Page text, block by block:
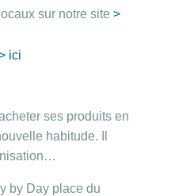
sur notre site >
ici
ses produits en
habitude. Il
by Day place du